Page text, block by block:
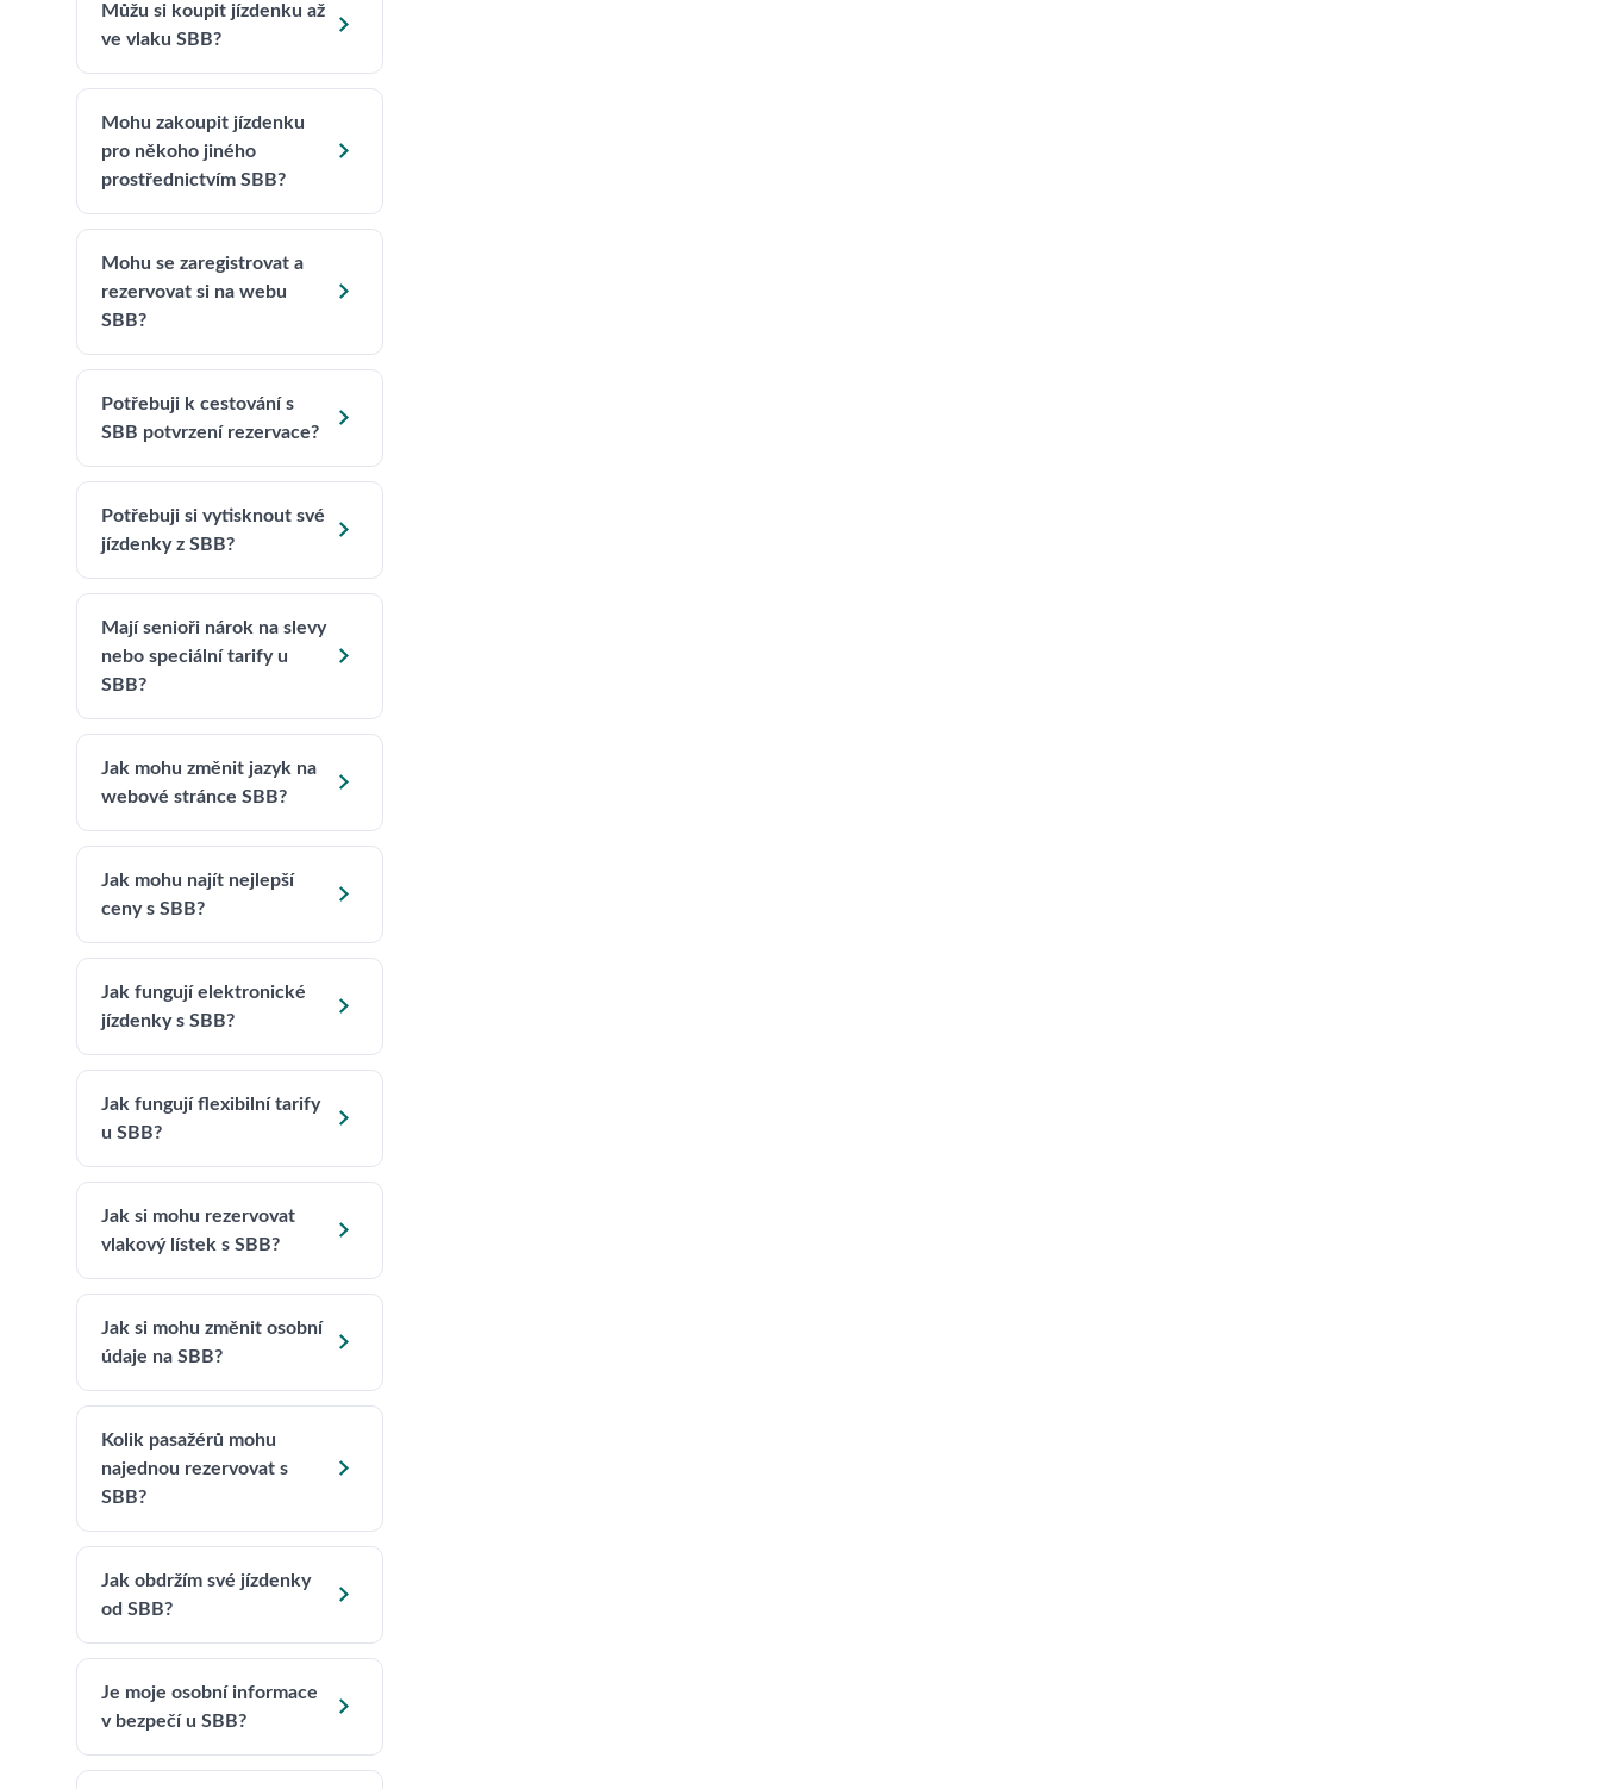
Můžu si koupit jízdenku až
ve vlaku SBB?

Mohu zakoupit jízdenku
pro někoho jiného
prostřednictvím SBB?

Mohu se zaregistrovat a
rezervovat si na webu
SBB?

Potřebuji k cestování s
SBB potvrzení rezervace?

Potřebuji si vytisknout své
jízdenky z SBB?

Mají senioři nárok na slevy
nebo speciální tarify u
SBB?

Jak mohu změnit jazyk na
webové stránce SBB?

Jak mohu najít nejlepší
ceny s SBB?

Jak fungují elektronické
jízdenky s SBB?

Jak fungují flexibilní tarify
u SBB?

Jak si mohu rezervovat
vlakový lístek s SBB?

Jak si mohu změnit osobní
údaje na SBB?

Kolik pasažérů mohu
najednou rezervovat s
SBB?

Jak obdržím své jízdenky
od SBB?

Je moje osobní informace
v bezpečí u SBB?
